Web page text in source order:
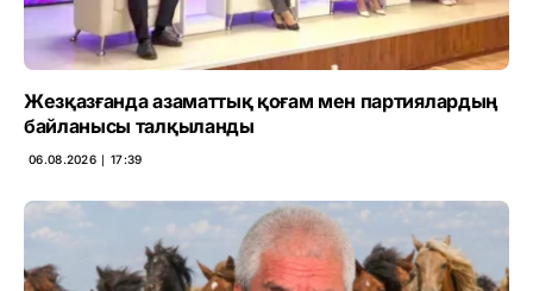
Жезқазғанда азаматтық қоғам мен партиялардың
байланысы талқыланды
06.08.2026 ∣ 17:39